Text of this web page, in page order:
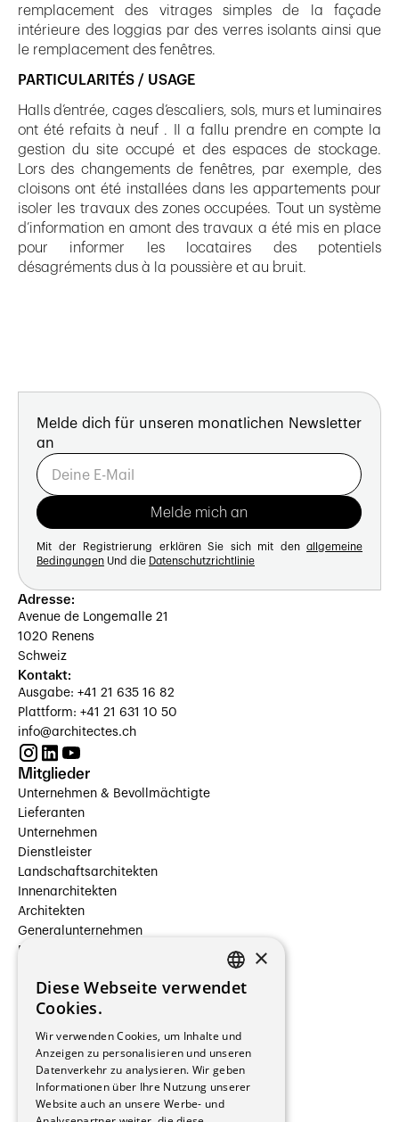
remplacement des vitrages simples de la façade
intérieure des loggias par des verres isolants ainsi que
le remplacement des fenêtres.
PARTICULARITÉS / USAGE
Halls d’entrée, cages d’escaliers, sols, murs et luminaires
ont été refaits à neuf . Il a fallu prendre en compte la
gestion du site occupé et des espaces de stockage.
Lors des changements de fenêtres, par exemple, des
cloisons ont été installées dans les appartements pour
isoler les travaux des zones occupées. Tout un système
d’information en amont des travaux a été mis en place
pour informer les locataires des potentiels
désagréments dus à la poussière et au bruit.
Melde dich für unseren monatlichen Newsletter
an
Mit der Registrierung erklären Sie sich mit den allgemeine
Bedingungen Und die Datenschutzrichtlinie
Adresse:
Avenue de Longemalle 21
1020 Renens
Schweiz
Kontakt:
Ausgabe: +41 21 635 16 82
Plattform: +41 21 631 10 50
info@architectes.ch
Mitglieder
Unternehmen & Bevollmächtigte
Lieferanten
Unternehmen
Dienstleister
Landschaftsarchitekten
Innenarchitekten
Architekten
Generalunternehmen
Beauftragte Unternehmen
Hersteller/Lieferanten
Bauherrschaften
Immobilienverwaltungsgesellschaften
Stockwerkeigentum
Reportagen
Wohnungen
Renovierungen
FRENCH
×
Diese Webseite verwendet
Cookies.
Wir verwenden Cookies, um Inhalte und
Anzeigen zu personalisieren und unseren
Datenverkehr zu analysieren. Wir geben
Informationen über Ihre Nutzung unserer
Website auch an unsere Werbe- und